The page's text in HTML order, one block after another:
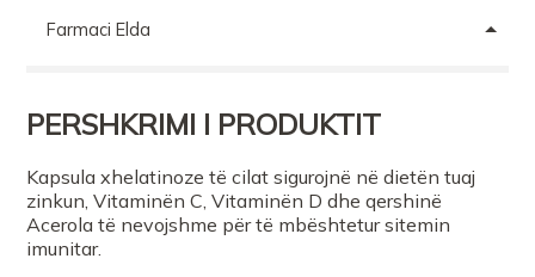
Farmaci Elda
PERSHKRIMI I PRODUKTIT
Kapsula xhelatinoze të cilat sigurojnë në dietën tuaj
zinkun, Vitaminën C, Vitaminën D dhe qershinë
Acerola të nevojshme për të mbështetur sitemin
imunitar.